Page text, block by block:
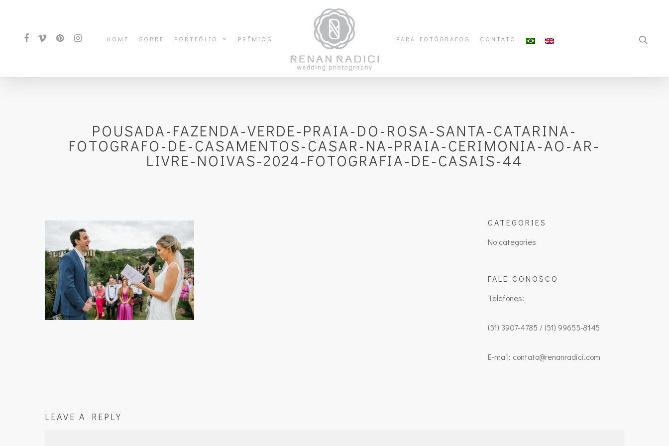
HOME SOBRE PORTFÓLIO PRÊMIOS PARA FOTÓGRAFOS CONTATO
POUSADA-FAZENDA-VERDE-PRAIA-DO-ROSA-SANTA-CATARINA-
FOTOGRAFO-DE-CASAMENTOS-CASAR-NA-PRAIA-CERIMONIA-AO-AR-
LIVRE-NOIVAS-2024-FOTOGRAFIA-DE-CASAIS-44
CATEGORIES
No categories
FALE CONOSCO
Telefones:
(51) 3907-4785 / (51) 99655-8145
E-mail: contato@renanradici.com
LEAVE A REPLY